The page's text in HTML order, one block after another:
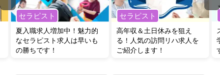
セラピスト
夏入職求人増加中！魅力的
なセラピスト求人は早いも
の勝ちです！
セラピスト
高年収＆土日休みを狙え
る！人気の訪問リハ求人を
ご紹介します！